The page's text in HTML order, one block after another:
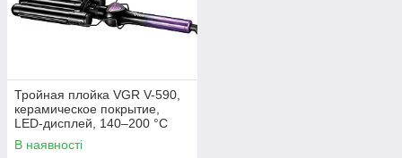
Тройная плойка VGR V-590,
керамическое покрытие,
LED-дисплей, 140–200 °C
В наявності